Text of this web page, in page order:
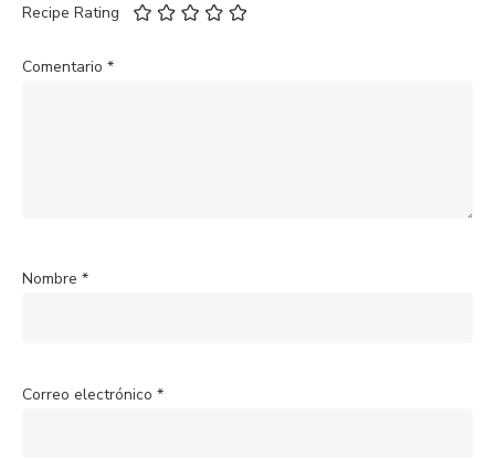
Recipe Rating
Comentario *
Nombre *
Correo electrónico *